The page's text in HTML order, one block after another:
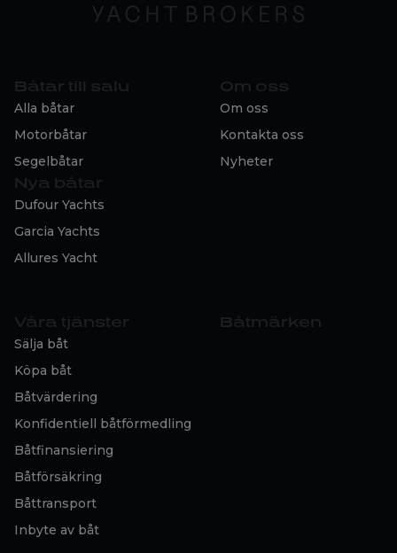
Båtar till salu
Alla båtar
Motorbåtar
Segelbåtar
Nya båtar
Dufour Yachts
Garcia Yachts
Allures Yacht
Våra tjänster
Sälja båt
Köpa båt
Båtvärdering
Konfidentiell båtförmedling
Båtfinansiering
Båtförsäkring
Båttransport
Inbyte av båt
Båtmärken
Om oss
Om oss
Kontakta oss
Nyheter